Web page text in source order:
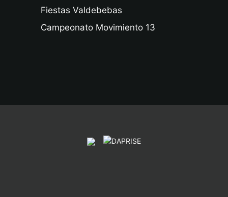
Fiestas Valdebebas
Campeonato Movimiento 13